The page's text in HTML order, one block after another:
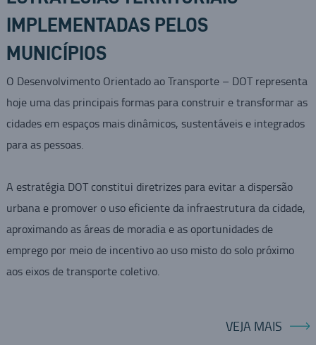
IMPLEMENTADAS PELOS
MUNICÍPIOS
O Desenvolvimento Orientado ao Transporte – DOT representa
hoje uma das principais formas para construir e transformar as
cidades em espaços mais dinâmicos, sustentáveis e integrados
para as pessoas.
A estratégia DOT constitui diretrizes para evitar a dispersão
urbana e promover o uso eficiente da infraestrutura da cidade,
aproximando as áreas de moradia e as oportunidades de
emprego por meio de incentivo ao uso misto do solo próximo
aos eixos de transporte coletivo.
VEJA MAIS